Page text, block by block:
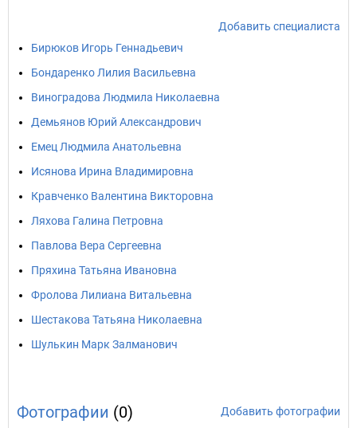
Добавить специалиста
Бирюков Игорь Геннадьевич
Бондаренко Лилия Васильевна
Виноградова Людмила Николаевна
Демьянов Юрий Александрович
Емец Людмила Анатольевна
Исянова Ирина Владимировна
Кравченко Валентина Викторовна
Ляхова Галина Петровна
Павлова Вера Сергеевна
Пряхина Татьяна Ивановна
Фролова Лилиана Витальевна
Шестакова Татьяна Николаевна
Шулькин Марк Залманович
Фотографии (0) Добавить фотографии